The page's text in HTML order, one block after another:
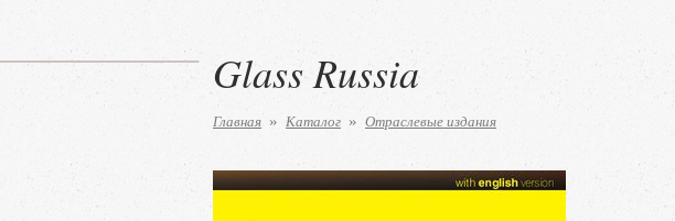
Glass Russia
Главная » Каталог » Отраслевые издания